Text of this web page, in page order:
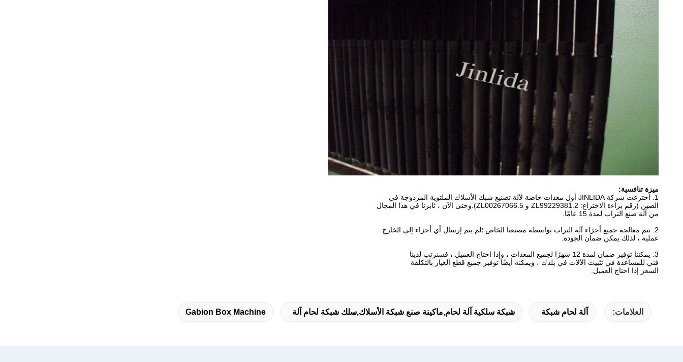
ميزة تنافسية:
1. اخترعت شركة JINLIDA أول معدات خاصة لآلة تصنيع شبك الأسلاك الملتوية المزدوجة في
الصين (رقم براءة الاختراع: ZL99229381.2 و ZL00267066.5).وحتى الآن ، ثابرنا في هذا المجال
من آلة صنع التراب لمدة 15 عامًا.
2. تتم معالجة جميع أجزاء آلة التراب بواسطة مصنعنا الخاص ؛لم يتم إرسال أي أجزاء إلى الخارج
عملية ، لذلك يمكن ضمان الجودة.
3. يمكننا توفير ضمان لمدة 12 شهرًا لجميع المعدات ، وإذا احتاج العميل ، فسنرتب لدينا
فني للمساعدة في تثبيت الآلات في بلدك ، ويمكنه أيضًا توفير جميع قطع الغيار بالتكلفة
السعر إذا احتاج العميل.
العلامات: آلة لحام شبكة شبكة سلكية آلة لحام,ماكينة صنع شبكة الأسلاك,سلك شبكة لحام آلة Gabion Box Machine